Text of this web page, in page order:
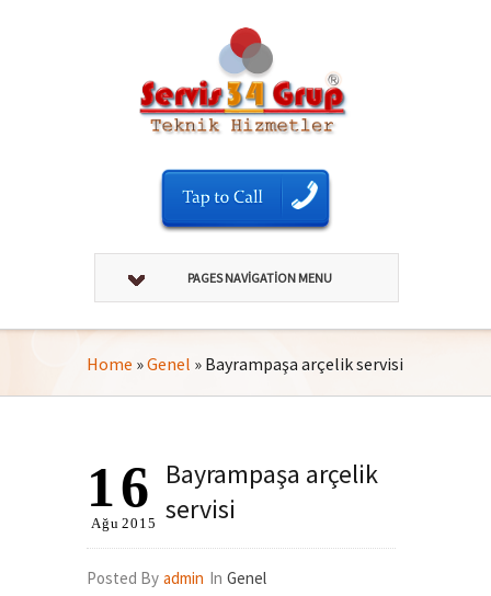
PAGES NAVIGATION MENU
Home »Genel » Bayrampaşa arçelik servisi
Bayrampaşa arçelik
servisi
16
Ağu 2015
Posted By admin In Genel